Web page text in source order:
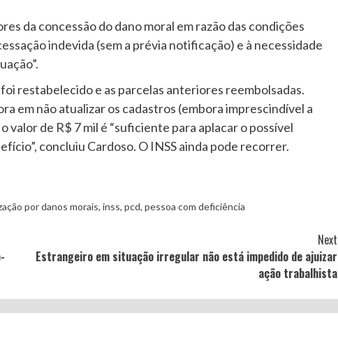
da concessão do dano moral em razão das condições
indevida (sem a prévia notificação) e à necessidade
restabelecido e as parcelas anteriores reembolsadas.
em não atualizar os cadastros (embora imprescindível a
valor de R$ 7 mil é “suficiente para aplacar o possível
concluiu Cardoso. O INSS ainda pode recorrer.
por danos morais, inss, pcd, pessoa com deficiência
Next
Estrangeiro em situação irregular não está impedido de ajuizar
ação trabalhista